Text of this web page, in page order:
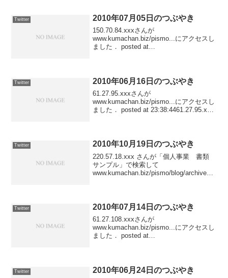
Twitter 2010年07月05日のつぶやき
150.70.84.xxxさんが
www.kumachan.biz/pismo...にアクセスし
ました． posted at
Twitter 2010年06月16日のつぶやき
61.27.95.xxxさんが
www.kumachan.biz/pismo...にアクセスし
ました． posted at 23:38:4461.27.95.xxx
Twitter 2010年10月19日のつぶやき
220.57.18.xxx さんが「個人事業 書類
サンプル」で検索して
www.kumachan.biz/pismo/blog/archives/2
Twitter 2010年07月14日のつぶやき
61.27.108.xxxさんが
www.kumachan.biz/pismo...にアクセスし
ました． posted at
Twitter 2010年06月24日のつぶやき